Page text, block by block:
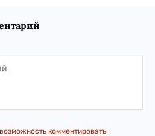
комментировать